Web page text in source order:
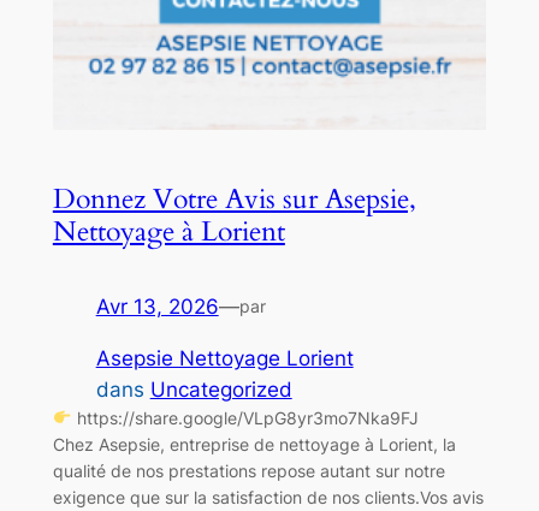
Donnez Votre Avis sur Asepsie,
Nettoyage à Lorient
Avr 13, 2026—par
Asepsie Nettoyage Lorient
dans Uncategorized
https://share.google/VLpG8yr3mo7Nka9FJ
Chez Asepsie, entreprise de nettoyage à Lorient, la
qualité de nos prestations repose autant sur notre
exigence que sur la satisfaction de nos clients.Vos avis